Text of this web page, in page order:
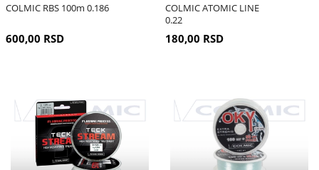
COLMIC RBS 100m 0.186
600,00 RSD
COLMIC ATOMIC LINE
0.22
180,00 RSD